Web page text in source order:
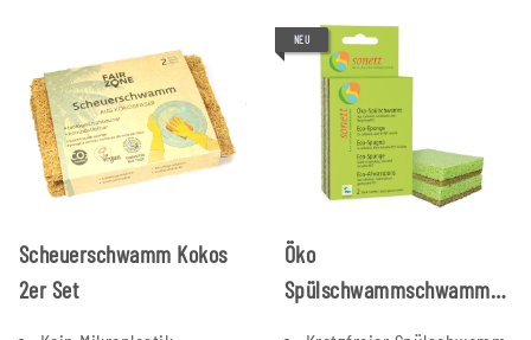
Scheuerschwamm Kokos
2er Set
NEU
Öko
Spülschwammschwamm